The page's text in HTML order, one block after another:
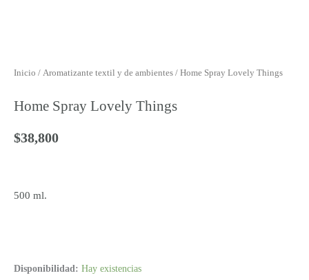
Inicio / Aromatizante textil y de ambientes / Home Spray Lovely Things
Home Spray Lovely Things
$38,800
500 ml.
Disponibilidad: Hay existencias
Home